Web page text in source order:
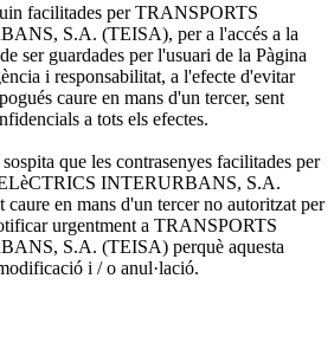
facilitades per TRANSPORTS
S.A. (TEISA), per a l'accés a la
ser guardades per l'usuari de la Pàgina
i responsabilitat, a l'efecte d'evitar
caure en mans d'un tercer, sent
a tots els efectes.
que les contrasenyes facilitades per
INTERURBANS, S.A.
en mans d'un tercer no autoritzat per
urgentment a TRANSPORTS
S.A. (TEISA) perquè aquesta
i / o anul·lació.